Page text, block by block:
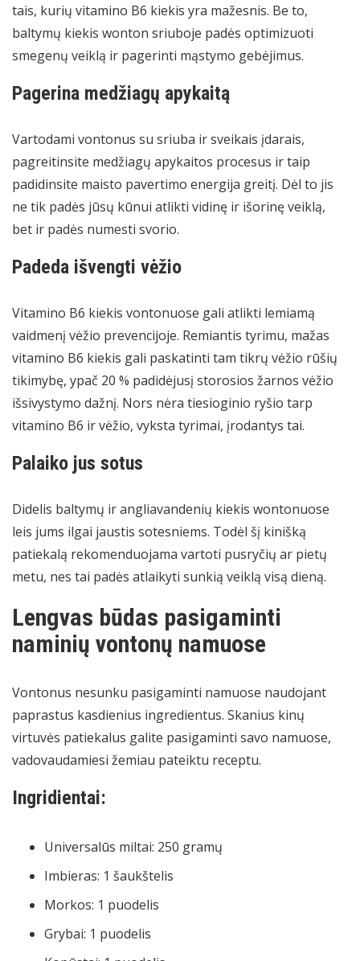
tais, kurių vitamino B6 kiekis yra mažesnis. Be to,
baltymų kiekis wonton sriuboje padės optimizuoti
smegenų veiklą ir pagerinti mąstymo gebėjimus.
Pagerina medžiagų apykaitą
Vartodami vontonus su sriuba ir sveikais įdarais,
pagreitinsite medžiagų apykaitos procesus ir taip
padidinsite maisto pavertimo energija greitį. Dėl to jis
ne tik padės jūsų kūnui atlikti vidinę ir išorinę veiklą,
bet ir padės numesti svorio.
Padeda išvengti vėžio
Vitamino B6 kiekis vontonuose gali atlikti lemiamą
vaidmenį vėžio prevencijoje. Remiantis tyrimu, mažas
vitamino B6 kiekis gali paskatinti tam tikrų vėžio rūšių
tikimybę, ypač 20 % padidėjusį storosios žarnos vėžio
išsivystymo dažnį. Nors nėra tiesioginio ryšio tarp
vitamino B6 ir vėžio, vyksta tyrimai, įrodantys tai.
Palaiko jus sotus
Didelis baltymų ir angliavandenių kiekis wontonuose
leis jums ilgai jaustis sotesniems. Todėl šį kinišką
patiekalą rekomenduojama vartoti pusryčių ar pietų
metu, nes tai padės atlaikyti sunkią veiklą visą dieną.
Lengvas būdas pasigaminti
naminių vontonų namuose
Vontonus nesunku pasigaminti namuose naudojant
paprastus kasdienius ingredientus. Skanius kinų
virtuvės patiekalus galite pasigaminti savo namuose,
vadovaudamiesi žemiau pateiktu receptu.
Ingridientai:
Universalūs miltai: 250 gramų
Imbieras: 1 šaukštelis
Morkos: 1 puodelis
Grybai: 1 puodelis